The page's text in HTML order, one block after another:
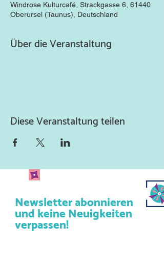
Windrose Kulturcafé, Strackgasse 6, 61440
Oberursel (Taunus), Deutschland
Über die Veranstaltung
Diese Veranstaltung teilen
Newsletter abonnieren
und keine Neuigkeiten
verpassen!